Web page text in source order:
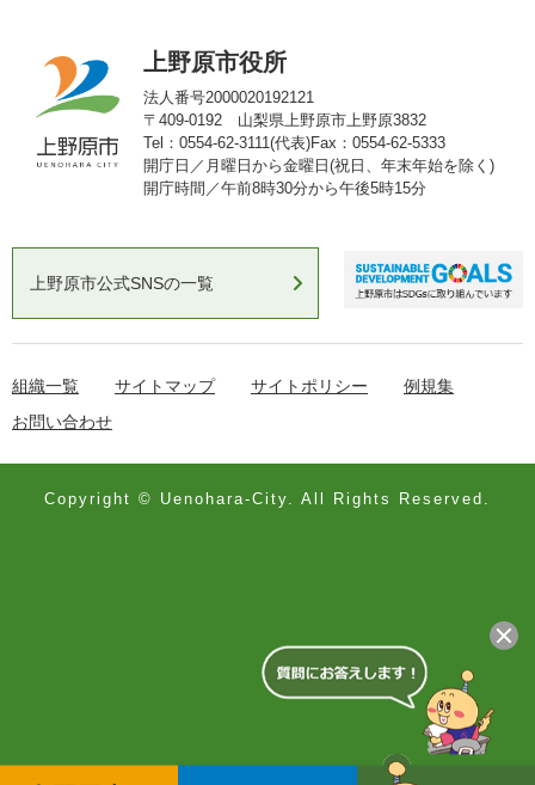
上野原市役所
法人番号2000020192121
〒409-0192 山梨県上野原市上野原3832
Tel：0554-62-3111(代表)Fax：0554-62-5333
開庁日／月曜日から金曜日(祝日、年末年始を除く)
開庁時間／午前8時30分から午後5時15分
上野原市公式SNSの一覧
組織一覧 サイトマップ サイトポリシー
例規集
お問い合わせ
Copyright © Uenohara-City. All Rights Reserved.